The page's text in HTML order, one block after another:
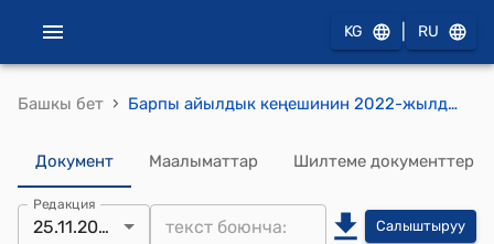
KG RU
Башкы бет › Барпы айылдык кеңешинин 2022-жылдын 25-ноябрындагы № 11/2 “Барпы айыл өкмөтүнүн “Ардактуу атуул” наамын ыйгаруу жөнүндө” токтому
Документ Маалыматтар Шилтеме документтер
Редакция
25.11.2022 Салыштыруу